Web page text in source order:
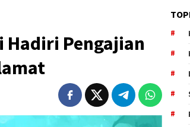
Hadiri Pengajian